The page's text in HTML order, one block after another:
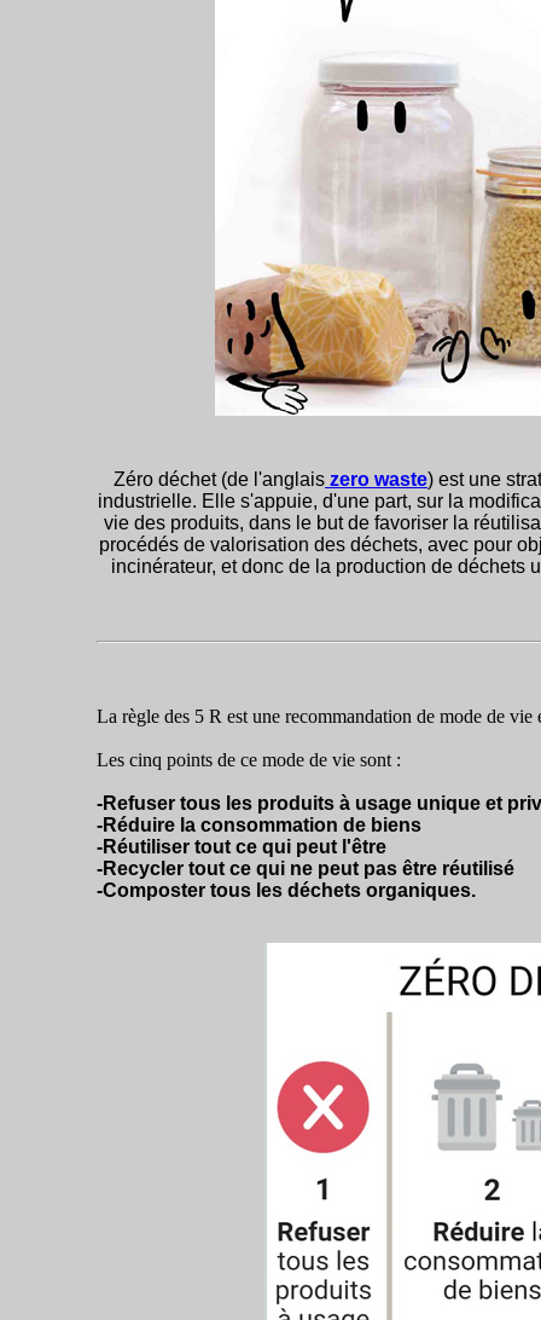
Zéro déchet (de l'anglais zero waste) est une
industrielle. Elle s'appuie, d'une part, sur la
vie des produits, dans le but de favoriser la
procédés de valorisation des déchets, avec pour
incinérateur, et donc de la production de déchets
La règle des 5 R est une recommandation de mode de
Les cinq points de ce mode de vie sont :
-Refuser tous les produits à usage unique et
-Réduire la consommation de biens
-Réutiliser tout ce qui peut l'être
-Recycler tout ce qui ne peut pas être réutilisé
-Composter tous les déchets organiques.